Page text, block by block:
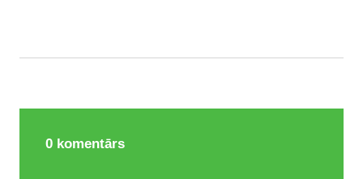
0 komentārs